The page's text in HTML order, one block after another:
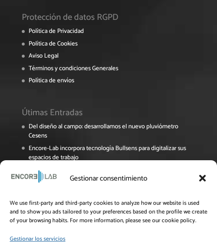
Gestionar consentimiento
We use first-party and third-party cookies to analyze how our website is used
and to show you ads tailored to your preferences based on the profile we create
of your browsing habits. For more information, please see our cookie policy.
Gestionar los servicios
Protección de datos RGPD
Política de Privacidad
Política de Cookies
Aviso Legal
Términos y condiciones Generales
Política de envíos
Útimas Entradas
Del diseño al campo: desarrollamos el nuevo pluviómetro
Cesens
Encore-Lab incorpora tecnología Bullsens para digitalizar sus
espacios de trabajo
Encore Lab participa en el Foro Pymes de La Rioja sobre
digitalización y sostenibilidad
Jornada Online del Grupo Operativo OPTIAL: Innovación y
eficiencia en el uso del agua para el cultivo del almendro